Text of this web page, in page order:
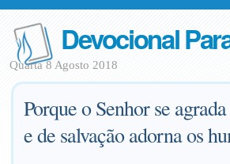
Devocional
Quarta 8 Agosto 2018
Porque o Senhor se
e de salvação adorna os